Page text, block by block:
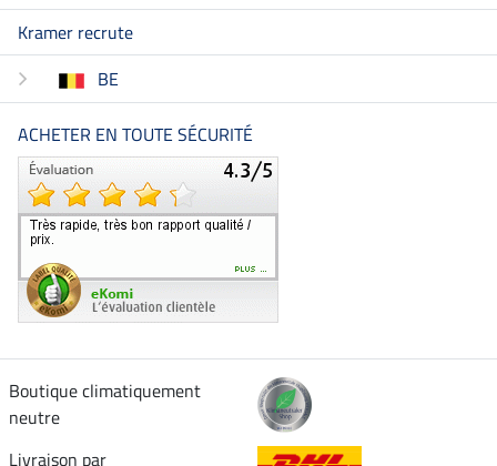
Kramer recrute
BE
ACHETER EN TOUTE SÉCURITÉ
Boutique climatiquement
neutre
Livraison par